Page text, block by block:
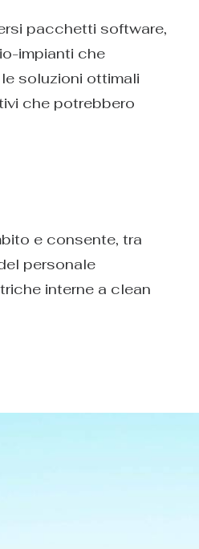
pacchetti software,
impianti che
soluzioni ottimali
che potrebbero
e consente, tra
personale
interne a clean